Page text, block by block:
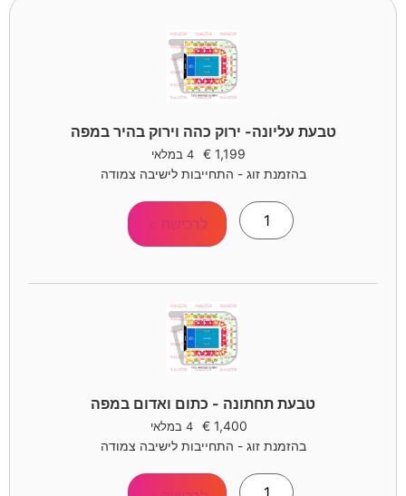
טבעת עליונה- ירוק כהה וירוק בהיר במפה
1,199
€ 4 במלאי
בהזמנת זוג - התחייבות לישיבה צמודה
לרכישה >
טבעת תחתונה - כתום ואדום במפה
1,400
€ 4 במלאי
בהזמנת זוג - התחייבות לישיבה צמודה